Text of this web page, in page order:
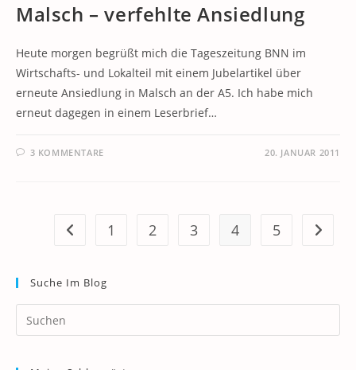
Malsch – verfehlte Ansiedlung
Heute morgen begrüßt mich die Tageszeitung BNN im
Wirtschafts- und Lokalteil mit einem Jubelartikel über
erneute Ansiedlung in Malsch an der A5. Ich habe mich
erneut dagegen in einem Leserbrief…
3 KOMMENTARE 20. JANUAR 2011
Zur vorherigen Seite
1 2 3 4 5 Zur
Suche Im Blog